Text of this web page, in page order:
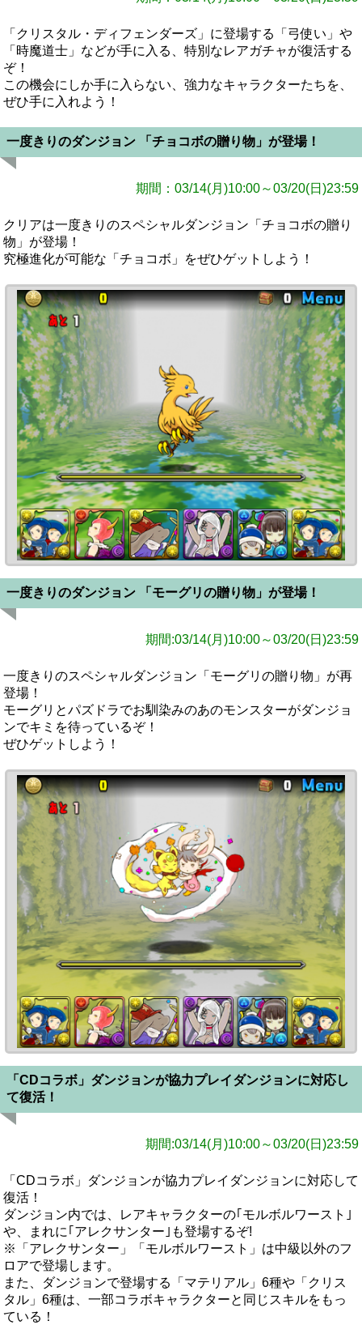
「クリスタル・ディフェンダーズ」に登場する「弓使い」や
「時魔道士」などが手に入る、特別なレアガチャが復活する
ぞ！
この機会にしか手に入らない、強力なキャラクターたちを、
ぜひ手に入れよう！
一度きりのダンジョン 「チョコボの贈り物」が登場！
期間：03/14(月)10:00～03/20(日)23:59
クリアは一度きりのスペシャルダンジョン「チョコボの贈り
物」が登場！
究極進化が可能な「チョコボ」をぜひゲットしよう！
一度きりのダンジョン 「モーグリの贈り物」が登場！
期間:03/14(月)10:00～03/20(日)23:59
一度きりのスペシャルダンジョン「モーグリの贈り物」が再
登場！
モーグリとパズドラでお馴染みのあのモンスターがダンジョ
ンでキミを待っているぞ！
ぜひゲットしよう！
「CDコラボ」ダンジョンが協力プレイダンジョンに対応し
て復活！
期間:03/14(月)10:00～03/20(日)23:59
「CDコラボ」ダンジョンが協力プレイダンジョンに対応して
復活！
ダンジョン内では、レアキャラクターの｢モルボルワースト｣
や、まれに｢アレクサンター｣も登場するぞ!
※「アレクサンター」「モルボルワースト」は中級以外のフ
ロアで登場します。
また、ダンジョンで登場する「マテリアル」6種や「クリス
タル」6種は、一部コラボキャラクターと同じスキルをもっ
ている！